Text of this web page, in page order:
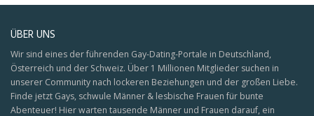
ÜBER UNS
Wir sind eines der führenden Gay-Dating-Portale in Deutschland,
Österreich und der Schweiz. Über 1 Millionen Mitglieder suchen in
unserer Community nach lockeren Beziehungen und der großen Liebe.
Finde jetzt Gays, schwule Männer & lesbische Frauen für bunte
Abenteuer! Hier warten tausende Männer und Frauen darauf, ein